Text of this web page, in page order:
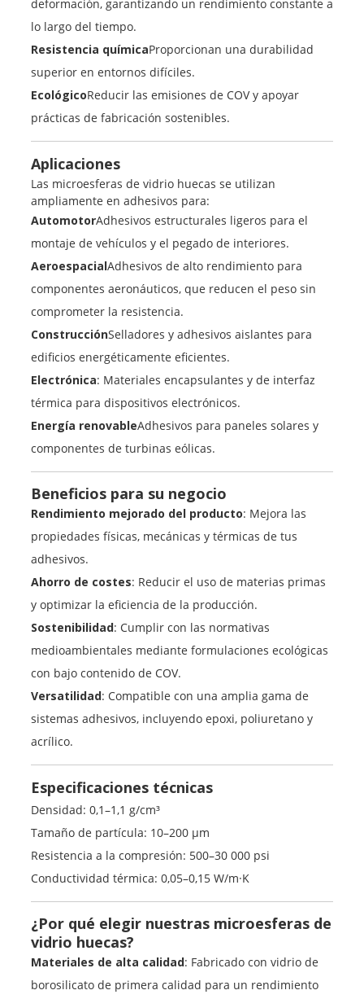
deformación, garantizando un rendimiento constante a
lo largo del tiempo.
Resistencia químicaProporcionan una durabilidad
superior en entornos difíciles.
EcológicoReducir las emisiones de COV y apoyar
prácticas de fabricación sostenibles.
Aplicaciones
Las microesferas de vidrio huecas se utilizan
ampliamente en adhesivos para:
AutomotorAdhesivos estructurales ligeros para el
montaje de vehículos y el pegado de interiores.
AeroespacialAdhesivos de alto rendimiento para
componentes aeronáuticos, que reducen el peso sin
comprometer la resistencia.
ConstrucciónSelladores y adhesivos aislantes para
edificios energéticamente eficientes.
Electrónica: Materiales encapsulantes y de interfaz
térmica para dispositivos electrónicos.
Energía renovableAdhesivos para paneles solares y
componentes de turbinas eólicas.
Beneficios para su negocio
Rendimiento mejorado del producto: Mejora las
propiedades físicas, mecánicas y térmicas de tus
adhesivos.
Ahorro de costes: Reducir el uso de materias primas
y optimizar la eficiencia de la producción.
Sostenibilidad: Cumplir con las normativas
medioambientales mediante formulaciones ecológicas
con bajo contenido de COV.
Versatilidad: Compatible con una amplia gama de
sistemas adhesivos, incluyendo epoxi, poliuretano y
acrílico.
Especificaciones técnicas
Densidad: 0,1–1,1 g/cm³
Tamaño de partícula: 10–200 µm
Resistencia a la compresión: 500–30 000 psi
Conductividad térmica: 0,05–0,15 W/m·K
¿Por qué elegir nuestras microesferas de
vidrio huecas?
Materiales de alta calidad: Fabricado con vidrio de
borosilicato de primera calidad para un rendimiento